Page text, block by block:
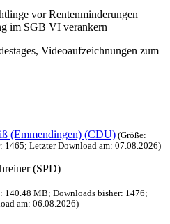
vor Rentenminderungen
im SGB VI verankern
Videoaufzeichnungen zum
(Emmendingen) (CDU) (Größe:
1465; Letzter Download am: 07.08.2026)
(SPD)
140.48 MB; Downloads bisher: 1476;
am: 06.08.2026)